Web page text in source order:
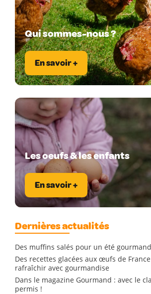
Qui sommes-nous ?
En savoir +
Les oeufs & les enfants
En savoir +
Dernières actualités
Des muffins salés pour un été gourmand
Des recettes glacées aux œufs de
rafraîchir avec gourmandise
Dans le magazine Gourmand : avec le
permis !